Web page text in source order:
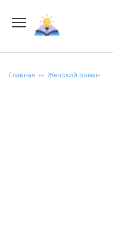
содержанию
Главная Женский роман